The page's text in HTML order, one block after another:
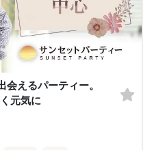
えるパーティー。
元気に